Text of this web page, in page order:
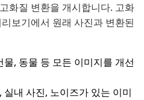
화질 변환을 개시합니다. 고화
보기에서 원래 사진과 변환된
물, 동물 등 모든 이미지를 개선
실내 사진, 노이즈가 있는 이미